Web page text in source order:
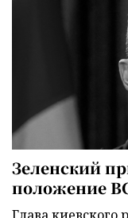
Зеленский
положение